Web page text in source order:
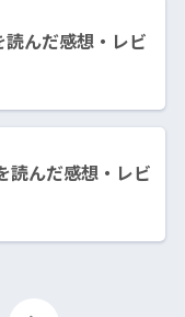
読んだ感想・レビ
読んだ感想・レビ